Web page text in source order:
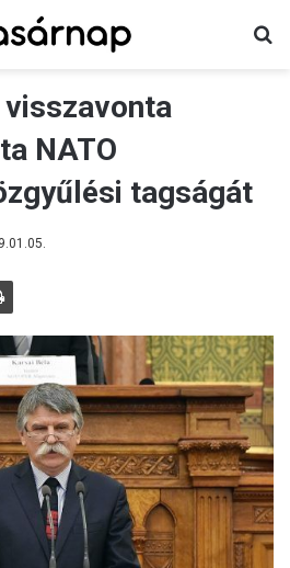
NATO
tagságát